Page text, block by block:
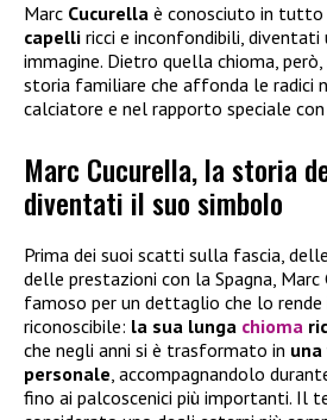
Marc Cucurella è conosciuto in tutto
capelli ricci e inconfondibili,
immagine. Dietro quella chioma, però,
storia familiare che affonda le radici
calciatore e nel rapporto speciale
Marc Cucurella, la storia
diventati il suo simbolo
Prima dei suoi scatti sulla fascia,
delle prestazioni con la Spagna,
famoso per un dettaglio che lo
riconoscibile: la sua lunga chioma
che negli anni si è trasformato in
personale , accompagnandolo
fino ai palcoscenici più importanti. Il